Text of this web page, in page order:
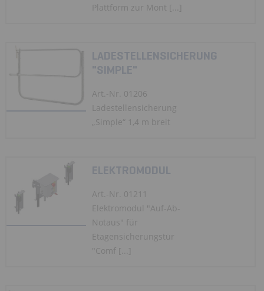
Plattform zur Mont [...]
LADESTELLENSICHERUNG
"SIMPLE"
Art.-Nr. 01206
Ladestellensicherung
„Simple“ 1,4 m breit
ELEKTROMODUL
Art.-Nr. 01211
Elektromodul "Auf-Ab-
Notaus" für
Etagensicherungstür
"Comf [...]